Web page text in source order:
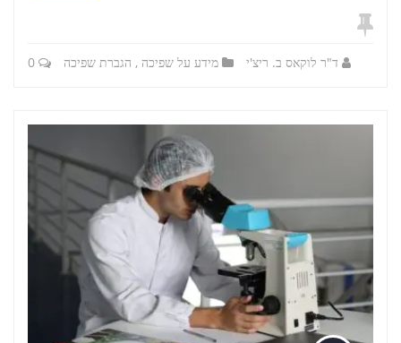
ד"ר לוקאס ב. ריצ'י מידע על שפיכה , הגברת שפיכה